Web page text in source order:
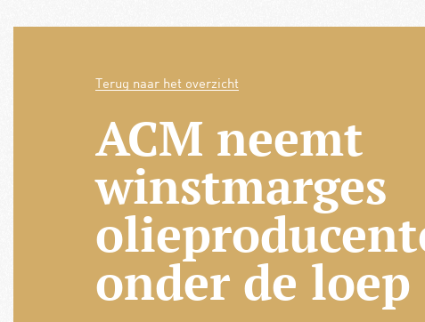
Terug naar het overzicht
ACM neemt
winstmarges
onder de loep